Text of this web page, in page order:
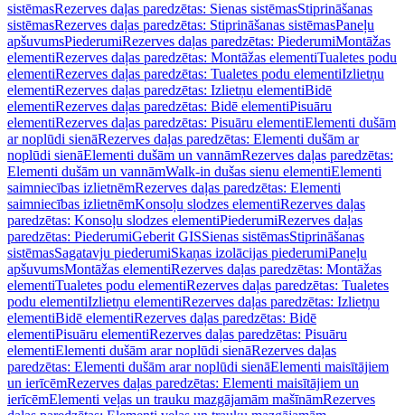
sistēmasRezerves daļas paredzētas: Sienas sistēmasStiprināšanas
sistēmasRezerves daļas paredzētas: Stiprināšanas sistēmasPaneļu
apšuvumsPiederumiRezerves daļas paredzētas: PiederumiMontāžas
elementiRezerves daļas paredzētas: Montāžas elementiTualetes podu
elementiRezerves daļas paredzētas: Tualetes podu elementiIzlietņu
elementiRezerves daļas paredzētas: Izlietņu elementiBidē
elementiRezerves daļas paredzētas: Bidē elementiPisuāru
elementiRezerves daļas paredzētas: Pisuāru elementiElementi dušām
ar noplūdi sienāRezerves daļas paredzētas: Elementi dušām ar
noplūdi sienāElementi dušām un vannāmRezerves daļas paredzētas:
Elementi dušām un vannāmWalk-in dušas sienu elementiElementi
saimniecības izlietnēmRezerves daļas paredzētas: Elementi
saimniecības izlietnēmKonsoļu slodzes elementiRezerves daļas
paredzētas: Konsoļu slodzes elementiPiederumiRezerves daļas
paredzētas: PiederumiGeberit GISSienas sistēmasStiprināšanas
sistēmasSagatavju piederumiSkaņas izolācijas piederumiPaneļu
apšuvumsMontāžas elementiRezerves daļas paredzētas: Montāžas
elementiTualetes podu elementiRezerves daļas paredzētas: Tualetes
podu elementiIzlietņu elementiRezerves daļas paredzētas: Izlietņu
elementiBidē elementiRezerves daļas paredzētas: Bidē
elementiPisuāru elementiRezerves daļas paredzētas: Pisuāru
elementiElementi dušām arar noplūdi sienāRezerves daļas
paredzētas: Elementi dušām arar noplūdi sienāElementi maisītājiem
un ierīcēmRezerves daļas paredzētas: Elementi maisītājiem un
ierīcēmElementi veļas un trauku mazgājamām mašīnāmRezerves